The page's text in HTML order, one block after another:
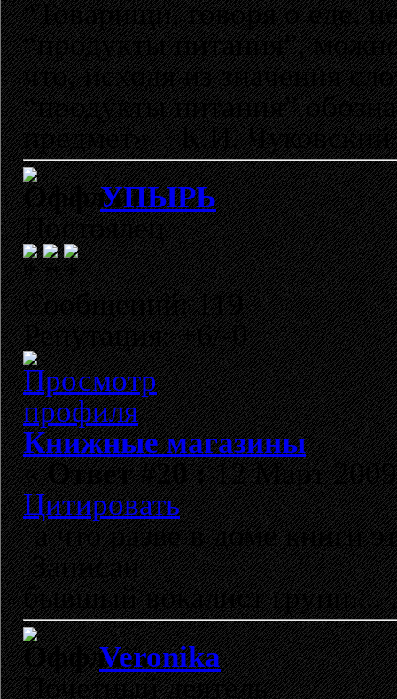
“Товарищи, говоря о еде,
“продукты питания”,
что, исходя из значения
“продукты питания”
предмет» К.И. Чуковский
УПЫРЬ
Постоялец
Сообщений: 119
Репутация: +6/-0
Книжные магазины
«Ответ #20 :12 Март
Цитировать
а что разве в доме книги
Записан
бывшый вокалист
Veronika
Почетный деятель